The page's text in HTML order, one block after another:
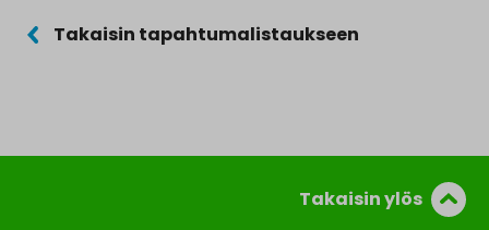
Takaisin tapahtumalistaukseen
Takaisin ylös